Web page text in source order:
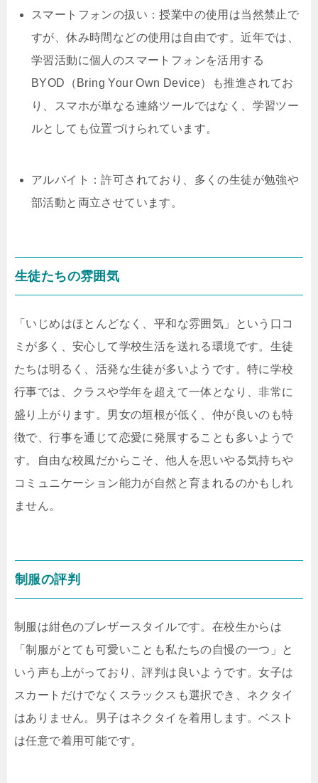
スマートフォンの扱い：授業中の使用は当然禁止で
すが、休み時間などの使用は自由です。近年では、
学習活動に個人のスマートフォンを活用する
BYOD（Bring Your Own Device）も推進されてお
り、スマホが単なる連絡ツールではなく、学習ツー
ルとしても位置づけられています。
アルバイト：許可されており、多くの生徒が勉強や
部活動と両立させています。
生徒たちの雰囲気
「いじめはほとんどなく、平和な雰囲気」という口コ
ミが多く、安心して学校生活を送れる環境です。生徒
たちは明るく、活発な生徒が多いようです。特に学校
行事では、クラスや学年を超えて一体となり、非常に
盛り上がります。男女の垣根が低く、仲が良いのも特
徴で、行事を通じて恋愛に発展することも多いようで
す。自由な校風だからこそ、他人を思いやる気持ちや
コミュニケーション能力が自然と育まれるのかもしれ
ません。
制服の評判
制服は紺色のブレザースタイルです。在校生からは
「制服がとても可愛いことも私たちの自慢の一つ」と
いう声も上がっており、評判は良いようです。女子は
スカートだけでなくスラックスも選択でき、ネクタイ
はありません。男子はネクタイを着用します。ベスト
は任意で着用可能です。